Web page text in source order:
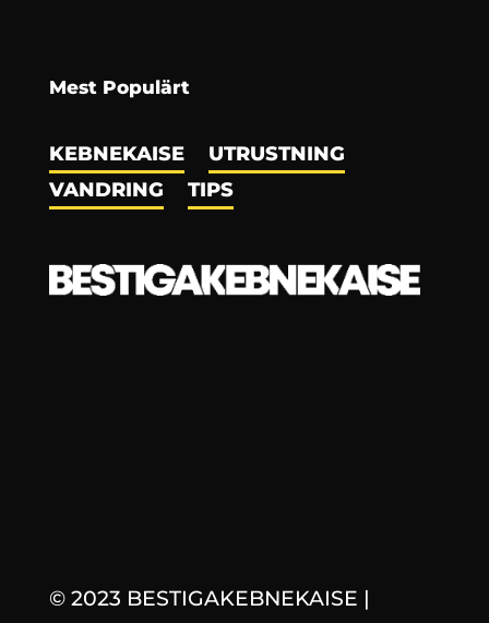
Mest Populärt
KEBNEKAISE
UTRUSTNING
VANDRING
TIPS
© 2023 BESTIGAKEBNEKAISE |